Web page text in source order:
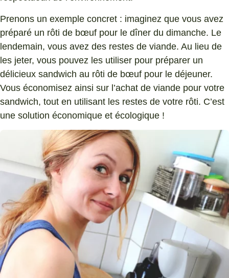
Prenons un exemple concret : imaginez que vous avez
préparé un rôti de bœuf pour le dîner du dimanche. Le
lendemain, vous avez des restes de viande. Au lieu de
les jeter, vous pouvez les utiliser pour préparer un
délicieux sandwich au rôti de bœuf pour le déjeuner.
Vous économisez ainsi sur l’achat de viande pour votre
sandwich, tout en utilisant les restes de votre rôti. C’est
une solution économique et écologique !